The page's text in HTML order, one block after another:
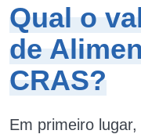
Qual o
de
CRAS?
Em primeiro lugar,